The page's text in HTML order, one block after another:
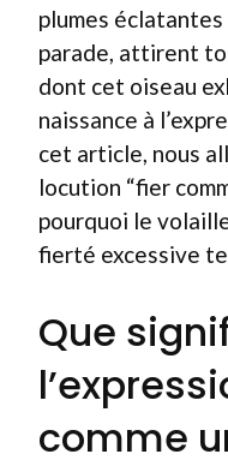
plumes
parade, attirent
dont cet oiseau
naissance à
cet article, nous
locution “fier
pourquoi le
fierté excessive
Que
comme